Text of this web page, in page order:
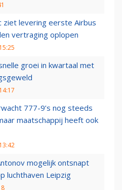
ziet levering eerste Airbus
vertraging oplopen
groei in kwartaal met
777-9’s nog steeds
maatschappij heeft ook
mogelijk ontsnapt
luchthaven Leipzig